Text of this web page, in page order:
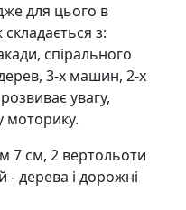
для цього в
з:
спірального
3-х машин, 2-х
увагу,
моторику.
7 см, 2 вертольоти
- дерева і дорожні